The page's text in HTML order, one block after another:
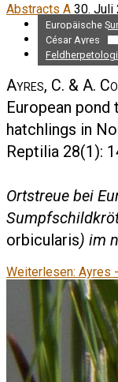
Abstracts A 30. Juli
Europäische
César Ayres
Ayres, C. & A.
European pond
hatchlings in
Reptilia 28(1):
Ortstreue bei
orbicularis) im
Weiterlesen: Ayres